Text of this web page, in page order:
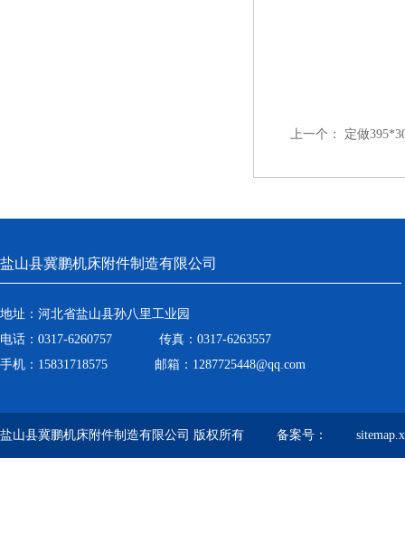
上一个： 定做
盐山县冀鹏机床附件制造有限公司
地址：河北省盐山县孙八里工业园
电话：0317-6260757 传真：0317-6263557
手机：15831718575 邮箱：1287725448@qq.com
盐山县冀鹏机床附件制造有限公司 版权所有 备案号：